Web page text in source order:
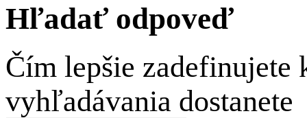
Hľadať odpoveď
Čím lepšie
vyhľadávania dostanete